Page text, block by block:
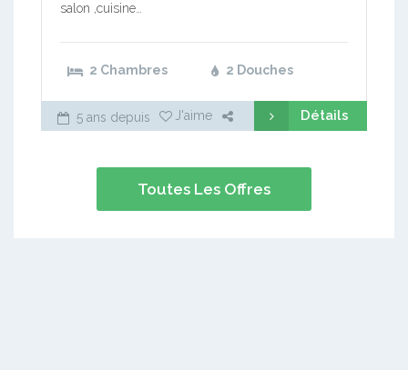
salon ,cuisine…
2 Chambres 2 Douches
5 ans depuis J'aime Détails
Toutes Les Offres